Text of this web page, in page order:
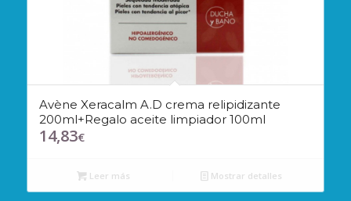
Avène Xeracalm A.D crema relipidizante
200ml+Regalo aceite limpiador 100ml
14,83€
Leer más Mostrar detalles